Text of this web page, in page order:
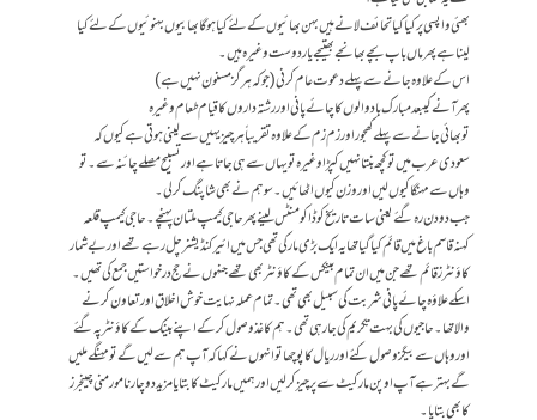
بھئی واپسی پر کیا کیا تحائف لانے ہیں بہن بھائیوں کے لئے کیا ہوگا بھابیوں بہنوئیوں کے لئے کیا
لینا ہے پھر ماں باپ بچے بھانجے بھتیجے یار دوست وغیرہ ہیں۔
اس کے علاوہ جانے سے پہلے دعوت عام کرنی (جو کہ ہر گز مسنون نہیں ہے)
پھر آنے کیبعد مبارک باد والوں کا چائے پانی اور رشتہ داروں کا قیام طعام وغیرہ
تو بھائی جانے سے پہلے کھجور اور زم زم کے علاوہ تقریباً ہر چیز یہیں سے لینی ہوتی ہے کیوں کہ
سعودی عرب میں تو کچھ بنتا نہیں کپڑا وغیرہ تو یہاں سے ہی جاتا ہے اور تسبیح مصلے چائنہ سے ۔ تو
وہاں سے مہنگا کیوں لیں اور وزن کیوں اٹھائیں۔ سو ہم نے بھی شاپنگ کرلی۔
جب دو دن رہ گئے یعنی سات تاریخ کو ڈاکومنٹس لینے پھر حاجی کیمپ ملتان پہنچے۔ حاجی کیمپ قلعہ
کہنہ قاسم باغ میں قائم کیا گیا تھا یہ ایک بڑی مارکی تھی جس میں ائیر کنڈیشنر چل رہے تھے اور بے شمار
کاؤنٹرز قائم تھے جن میں ان تمام بینکس کے کاؤنٹر بھی تھے جنہوں نے حج درخواستیں جمع کی تھیں۔
اسکے علاؤہ چائے پانی شربت کی سبیل بھی تھی۔ تمام عملہ نہایت خوش اخلاق اور تعاون کرنے
والا تھا۔ حاجیوں کی بہت تکریم کی جا رہی تھی۔ ہم کاغذ وصول کرکے اپنے بینک کے کاؤنٹر پہ گئے
اور وہاں سے بیگز وصول کئے اور ریال کا پوچھا تو انہوں نے کہا کہ آپ ہم سے لیں گے تو مہنگے ملیں
گے بہتر ہے آپ اوپن مارکیٹ سے پرچیز کرلیں اور ہمیں مارکیٹ کا بتایا مزید دو چار نامور منی چینجرز
کا بھی بتایا۔